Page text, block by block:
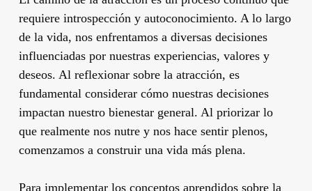
requiere introspección y autoconocimiento. A lo largo
de la vida, nos enfrentamos a diversas decisiones
influenciadas por nuestras experiencias, valores y
deseos. Al reflexionar sobre la atracción, es
fundamental considerar cómo nuestras decisiones
impactan nuestro bienestar general. Al priorizar lo
que realmente nos nutre y nos hace sentir plenos,
comenzamos a construir una vida más plena.
Para implementar los conceptos aprendidos sobre la